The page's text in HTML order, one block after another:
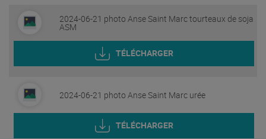
2024-06-21 photo Anse Saint Marc tourteaux de soja
ASM
TÉLÉCHARGER
2024-06-21 photo Anse Saint Marc urée
TÉLÉCHARGER